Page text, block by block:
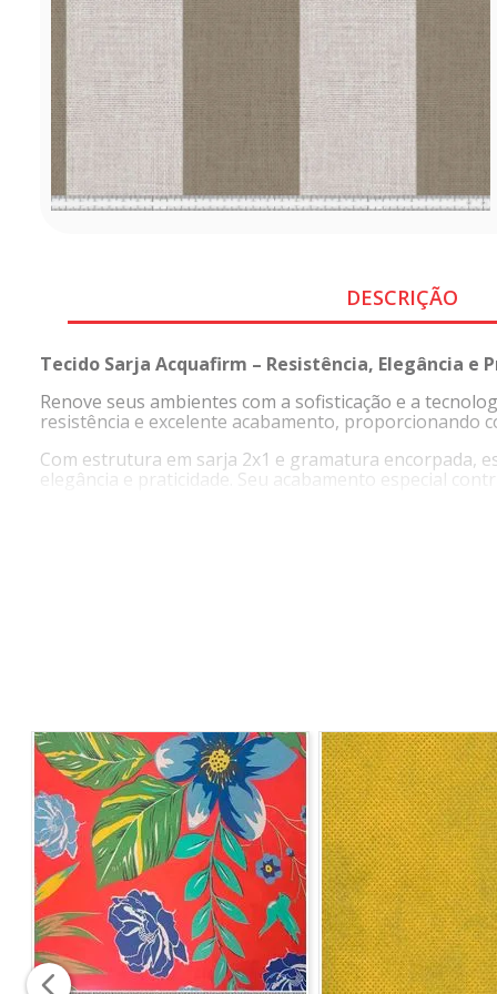
DESCRIÇÃO
Tecido Sarja Acquafirm – Resistência, Elegância e
Renove seus ambientes com a sofisticação e a
resistência e excelente acabamento, proporcionando
Com estrutura em sarja 2x1 e gramatura encorpada,
elegância e praticidade. Seu acabamento especial
Ideal para transformar ambientes, o Sarja Acquafirm
Indicações de uso
Perfeito para confecção de:
Revestimento de sofás
Poltronas
Cabeceiras
Capas para estofados
Almofadas decorativas
Cortinas leves
Forros e peças de decoração em geral
Composição